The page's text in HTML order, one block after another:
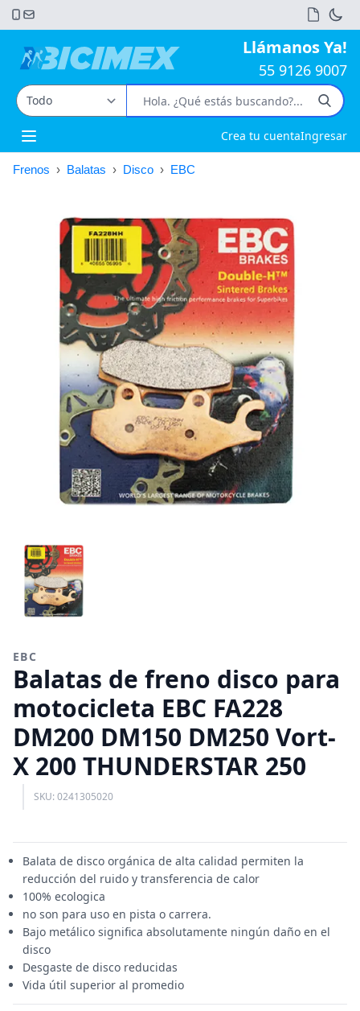
Llámanos Ya!
55 9126 9007
Open main menu Crea tu cuentaIngresar
Frenos › Balatas › Disco › EBC
EBC
Balatas de freno disco para
motocicleta EBC FA228
DM200 DM150 DM250 Vort-
X 200 THUNDERSTAR 250
SKU: 0241305020
Balata de disco orgánica de alta calidad permiten la
reducción del ruido y transferencia de calor
100% ecologica
no son para uso en pista o carrera.
Bajo metálico significa absolutamente ningún daño en el
disco
Desgaste de disco reducidas
Vida útil superior al promedio